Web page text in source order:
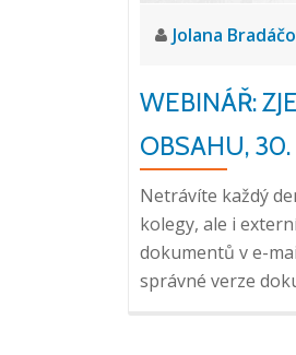
Jolana
WEBINÁŘ:
OBSAHU,
Netrávíte každý
kolegy, ale i
dokumentů v e-
správné verze